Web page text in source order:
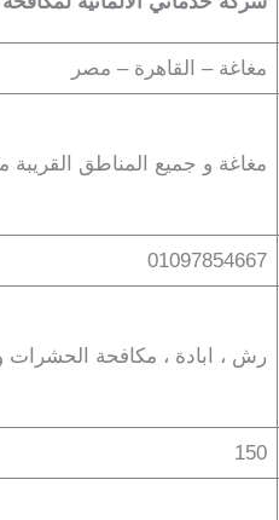
مغاغة – القاهرة – مصر
مغاغة و جميع المناطق القريبة
01097854667
رش ، ابادة ، مكافحة الحشرات و
150